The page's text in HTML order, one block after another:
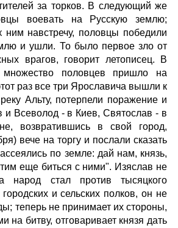
за торков. В следующий же
воевать на Русскую землю;
навстречу, половцы победили
и ушли. То было первое зло от
врагов, говорит летописец. В
половцев пришло на
раз все три Ярославича вышли к
Альту, потерпели поражение и
и Всеволод - в Киев, Святослав - в
возвратившись в свой город,
вече на торгу и послали сказать
по земле: дай нам, князь,
еще биться с ними". Изяслав не
народ стал против тысяцкого
и сельских полков, он не
теперь не принимает их стороны,
на битву, отговаривает князя дать